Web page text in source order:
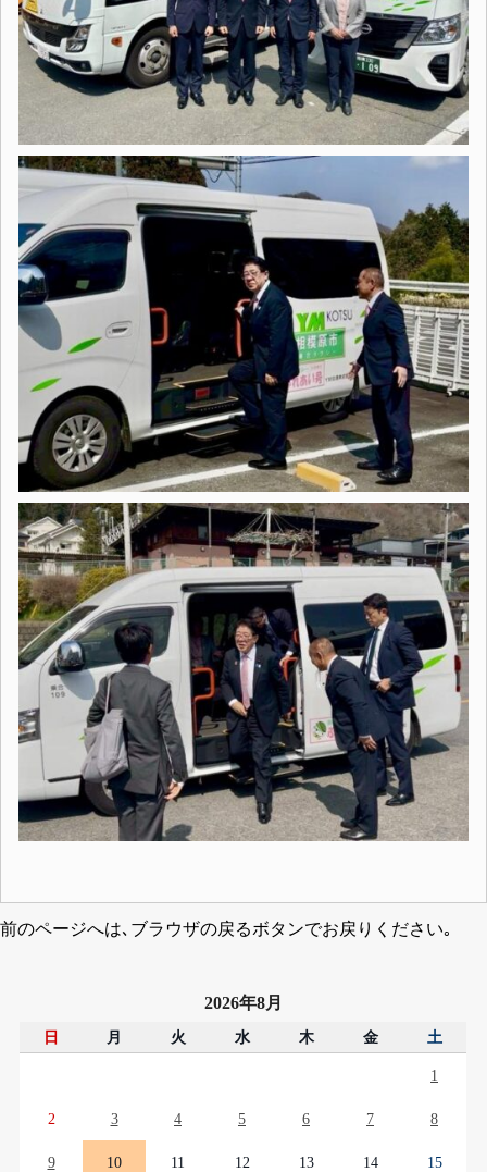
前のページへは､ブラウザの戻るボタンでお戻りください｡
2026年8月
日 月 火 水 木 金 土
1
2 3 4 5 6 7 8
9 10 11 12 13 14 15